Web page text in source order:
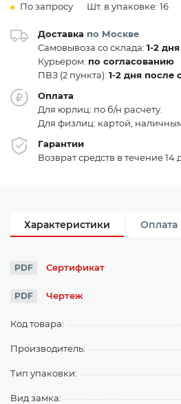
По запросу Шт. в упаковке: 16
Доставка по Москве
Самовывоза со склада: 1-2
Курьером: по согласованию
ПВЗ (2 пункта): 1-2 дня после
Оплата
Для юрлиц: по б/н расчету.
Для физлиц: картой,
Гарантии
Возврат средств в течение
Характеристики Оплата
PDF Сертификат
PDF Чертеж
Код товара:
Производитель:
Тип упаковки:
Вид замка: